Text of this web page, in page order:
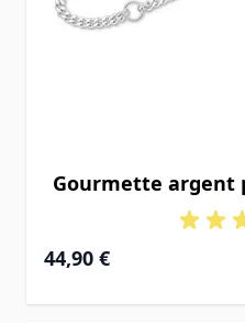
Gourmette argent
À partir de
44,90 €